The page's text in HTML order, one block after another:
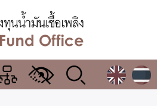
เมนู
เปลี่ยน